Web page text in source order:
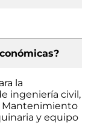
la
ingeniería civil,
Mantenimiento
y equipo